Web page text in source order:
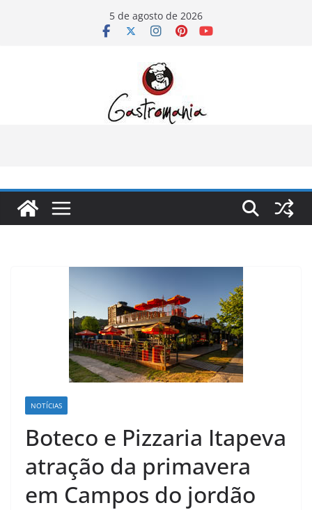
5 de agosto de 2026
NOTÍCIAS
Boteco e Pizzaria Itapeva
atração da primavera
em Campos do jordão